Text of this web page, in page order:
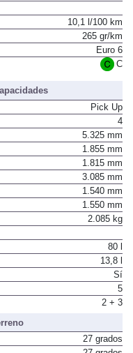
10,1 l/100 km
265 gr/km
Euro 6
C
Pick Up
4
5.325 mm
1.855 mm
1.815 mm
3.085 mm
1.540 mm
1.550 mm
2.085 kg
80 l
13,8 l
Sí
5
2 + 3
27 grados